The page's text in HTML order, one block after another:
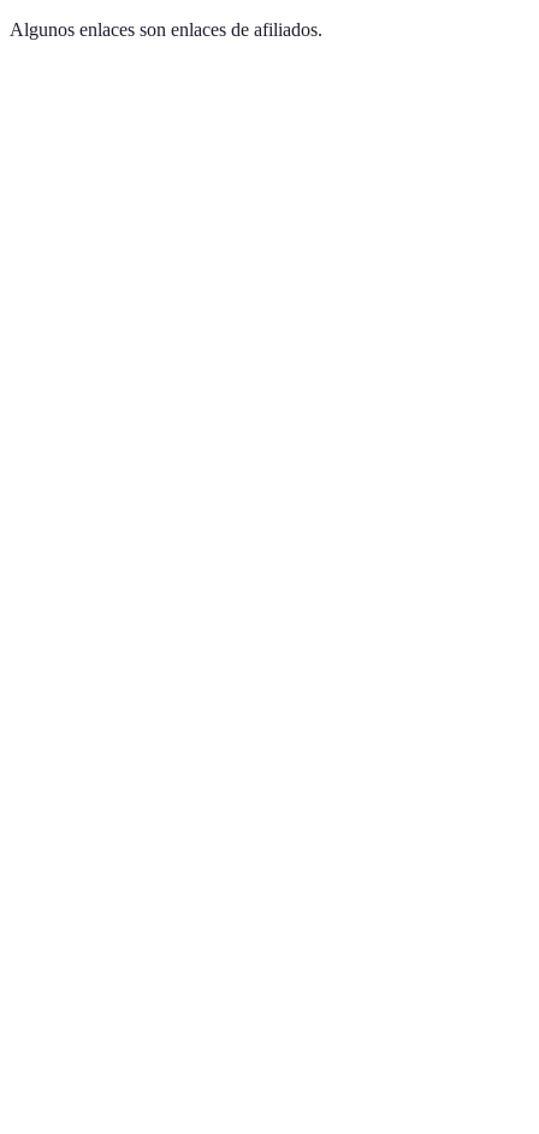
Algunos enlaces son enlaces de afiliados.